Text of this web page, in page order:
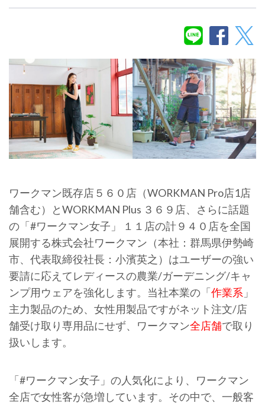
ワークマン既存店５６０店（WORKMAN Pro店1店
舗含む）とWORKMAN Plus ３６９店、さらに話題
の「#ワークマン女子」 １１店の計９４０店を全国
展開する株式会社ワークマン（本社：群馬県伊勢崎
市、代表取締役社長：小濱英之）はユーザーの強い
要請に応えてレディースの農業/ガーデニング/キャ
ンプ用ウェアを強化します。当社本業の「作業系 」
主力製品のため、女性用製品ですがネット注文/店
舗受け取り専用品にせず、ワークマン全店舗で取り
扱いします。
「#ワークマン女子」の人気化により、ワークマン
全店で女性客が急増しています。その中で、一般客